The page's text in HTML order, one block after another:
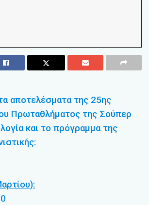
αποτελέσματα της 25ης
Πρωταθλήματος της Σούπερ
και το πρόγραμμα της